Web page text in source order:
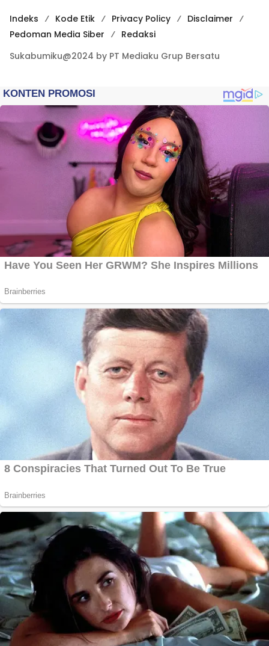
Indeks Kode Etik Privacy Policy
Disclaimer
Pedoman Media Siber
Redaksi
Sukabumiku@2024 by PT Mediaku Grup Bersatu